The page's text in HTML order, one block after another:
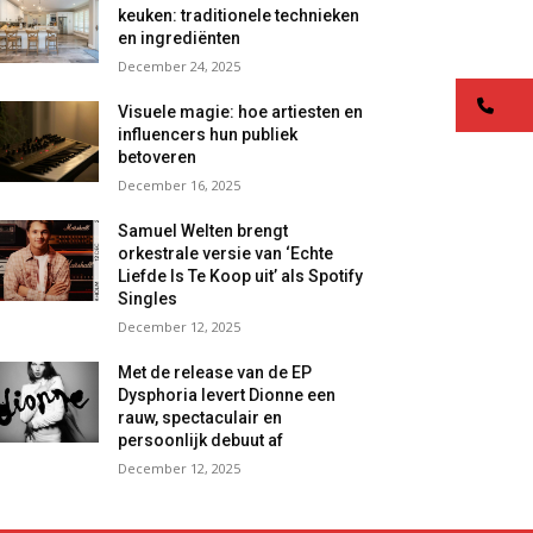
keuken: traditionele technieken
en ingrediënten
December 24, 2025
Visuele magie: hoe artiesten en
influencers hun publiek
betoveren
December 16, 2025
Samuel Welten brengt
orkestrale versie van ‘Echte
Liefde Is Te Koop uit’ als Spotify
Singles
December 12, 2025
Met de release van de EP
Dysphoria levert Dionne een
rauw, spectaculair en
persoonlijk debuut af
December 12, 2025